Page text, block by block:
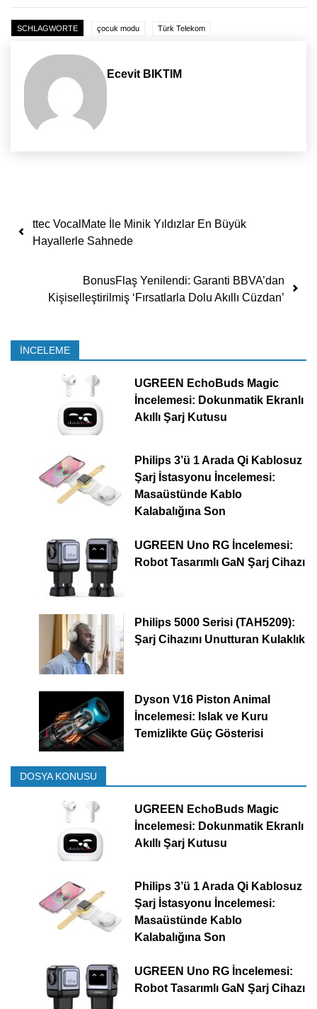
SCHLAGWORTE çocuk modu Türk Telekom
Ecevit BIKTIM
Yazı dolaşımı
ttec VocalMate İle Minik Yıldızlar En Büyük
Hayallerle Sahnede
BonusFlaş Yenilendi: Garanti BBVA’dan
Kişiselleştirilmiş ‘Fırsatlarla Dolu Akıllı Cüzdan’
İNCELEME
UGREEN EchoBuds Magic
İncelemesi: Dokunmatik Ekranlı
Akıllı Şarj Kutusu
Philips 3’ü 1 Arada Qi Kablosuz
Şarj İstasyonu İncelemesi:
Masaüstünde Kablo
Kalabalığına Son
UGREEN Uno RG İncelemesi:
Robot Tasarımlı GaN Şarj Cihazı
Philips 5000 Serisi (TAH5209):
Şarj Cihazını Unutturan Kulaklık
Dyson V16 Piston Animal
İncelemesi: Islak ve Kuru
Temizlikte Güç Gösterisi
DOSYA KONUSU
UGREEN EchoBuds Magic
İncelemesi: Dokunmatik Ekranlı
Akıllı Şarj Kutusu
Philips 3’ü 1 Arada Qi Kablosuz
Şarj İstasyonu İncelemesi:
Masaüstünde Kablo
Kalabalığına Son
UGREEN Uno RG İncelemesi:
Robot Tasarımlı GaN Şarj Cihazı